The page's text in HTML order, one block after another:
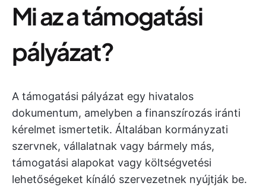
Mi az a támogatási
pályázat?
A támogatási pályázat egy hivatalos
dokumentum, amelyben a finanszírozás iránti
kérelmet ismertetik. Általában kormányzati
szervnek, vállalatnak vagy bármely más,
támogatási alapokat vagy költségvetési
lehetőségeket kínáló szervezetnek nyújtják be.